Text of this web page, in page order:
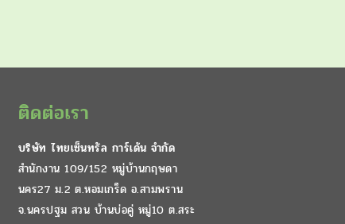
ติดต่อเรา
บริษัท ไทยเซ็นทรัล การ์เด้น จำกัด
สำนักงาน 109/152 หมู่บ้านกฤษดา
นคร27 ม.2 ต.หอมเกร็ด อ.สามพราน
จ.นครปฐม สวน บ้านบ่อคู่ หมู่10 ต.สระ